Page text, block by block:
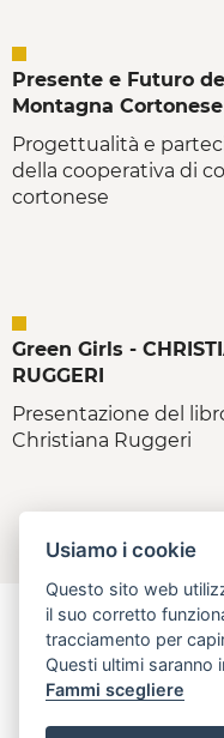
Presente e Futuro
Montagna Cortonese
Progettualità e
della cooperativa di
cortonese
Green Girls -
RUGGERI
Presentazione del
Christiana Ruggeri
Usiamo i cookie
Questo sito web
il suo corretto
tracciamento per
Questi ultimi
Fammi scegliere